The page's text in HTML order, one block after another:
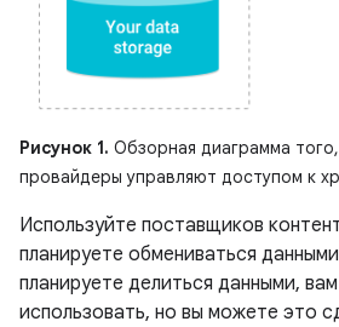
Рисунок 1. Обзорная диаграмма
провайдеры управляют доступом к
Используйте поставщиков
планируете обмениваться
планируете делиться данными,
использовать, но вы можете это